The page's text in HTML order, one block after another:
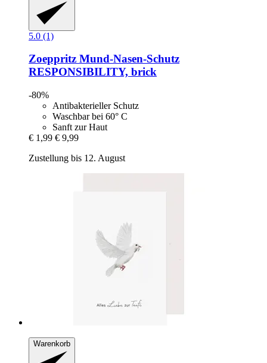
5.0 (1)
Zoeppritz Mund-​Nasen-​Schutz
RESPONSIBILITY, brick
-80%
Antibakterieller Schutz
Waschbar bei 60° C
Sanft zur Haut
€ 1,99 € 9,99
Zustellung bis 12. August
Warenkorb